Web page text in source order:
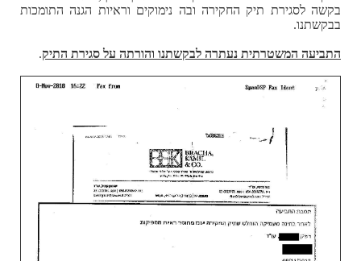
בקשה לסגירת תיק החקירה ובה נימוקים וראיות הגנה התומכות
בבקשתנו.
התביעה המשטרתית נעתרה לבקשתנו והורתה על סגירת התיק.